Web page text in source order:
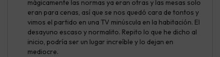
mágicamente las normas ya eran otras y las mesas solo
eran para cenas, así que se nos quedó cara de tontos y
vimos el partido en una TV minúscula en la habitación. El
desayuno escaso y normalito. Repito lo que he dicho al
inicio, podría ser un lugar increíble y lo dejan en
mediocre.